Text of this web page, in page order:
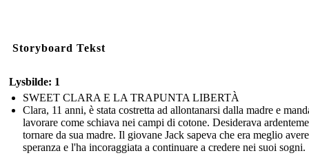
Storyboard Tekst
Lysbilde: 1
SWEET CLARA E LA TRAPUNTA LIBERTÀ
Clara, 11 anni, è stata costretta ad allontanarsi dalla madre e
lavorare come schiava nei campi di cotone. Desiderava
tornare da sua madre. Il giovane Jack sapeva che era meglio avere
speranza e l'ha incoraggiata a continuare a credere nei suoi sogni.